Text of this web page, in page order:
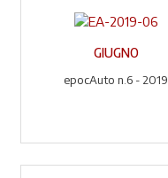
GIUGNO
epocAuto n.6 - 2019